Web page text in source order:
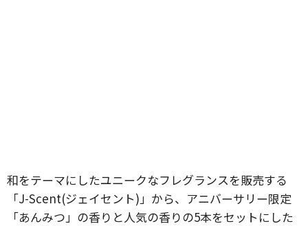
和をテーマにしたユニークなフレグランスを販売する
「J-Scent(ジェイセント)」から、アニバーサリー限定
「あんみつ」の香りと人気の香りの5本をセットにした